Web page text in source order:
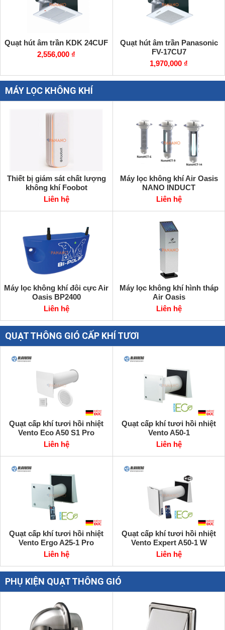
Quạt hút âm trần KDK 24CUF
2,556,000 ₫
Quạt hút âm trần Panasonic
FV-17CU7
1,970,000 ₫
MÁY LỌC KHÔNG KHÍ
Thiết bị giám sát chất lượng
không khí Foobot
Liên hệ
Máy lọc không khí Air Oasis
NANO INDUCT
Liên hệ
Máy lọc không khí đôi cực Air
Oasis BP2400
Liên hệ
Máy lọc không khí hình tháp
Air Oasis
Liên hệ
QUẠT THÔNG GIÓ CẤP KHÍ TƯƠI
Quạt cấp khí tươi hồi nhiệt
Vento Eco A50 S1 Pro
Liên hệ
Quạt cấp khí tươi hồi nhiệt
Vento A50-1
Liên hệ
Quạt cấp khí tươi hồi nhiệt
Vento Ergo A25-1 Pro
Liên hệ
Quạt cấp khí tươi hồi nhiệt
Vento Expert A50-1 W
Liên hệ
PHỤ KIỆN QUẠT THÔNG GIÓ